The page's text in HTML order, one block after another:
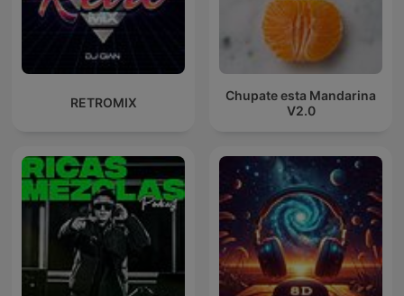
RETROMIX
Chupate esta Mandarina
V2.0